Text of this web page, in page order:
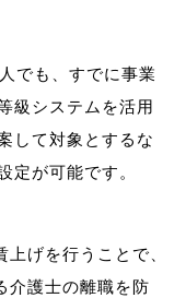
でも、すでに事業
級システムを活用
して対象とするな
定が可能です。
げを行うことで、
介護士の離職を防